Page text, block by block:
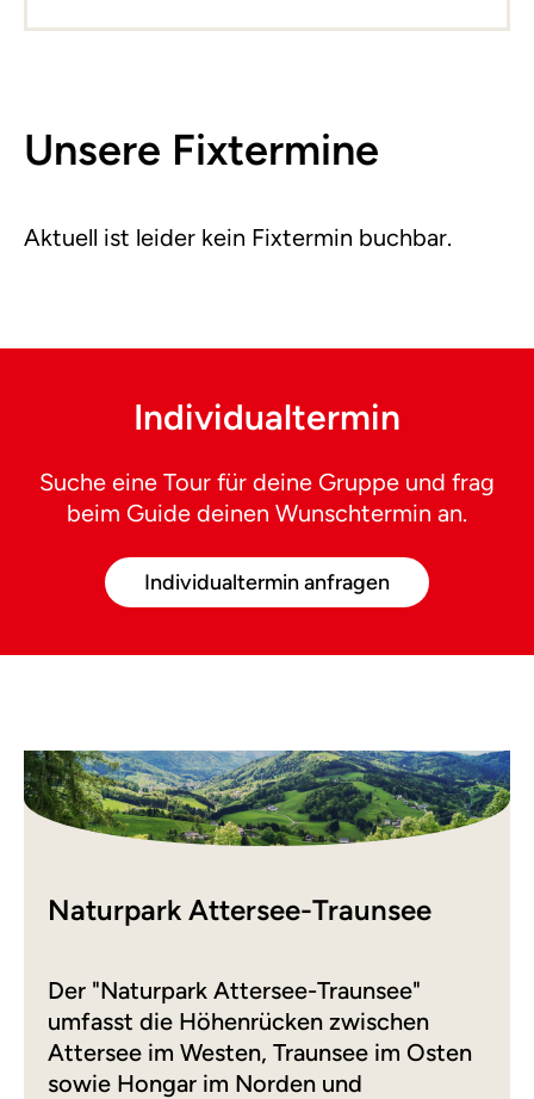
Unsere Fixtermine
Aktuell ist leider kein Fixtermin buchbar.
Individualtermin
Suche eine Tour für deine Gruppe und frag
beim Guide deinen Wunschtermin an.
Individualtermin anfragen
Naturpark Attersee-Traunsee
Der "Naturpark Attersee-Traunsee"
umfasst die Höhenrücken zwischen
Attersee im Westen, Traunsee im Osten
sowie Hongar im Norden und